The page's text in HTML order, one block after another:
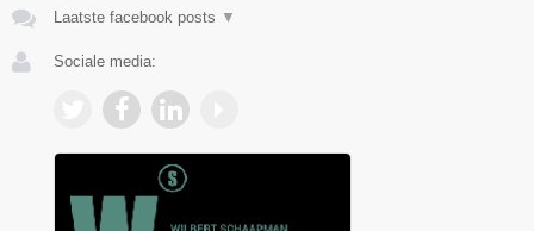
Laatste facebook posts ▼
Sociale media: